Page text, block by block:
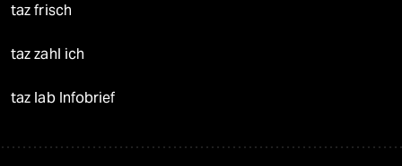
taz frisch
taz zahl ich
taz lab Infobrief